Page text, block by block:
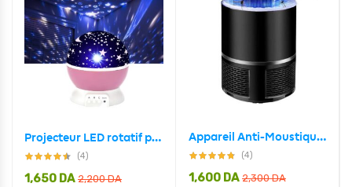
Projecteur LED rotatif produisant l’image d’un ciel étoilé, idéal pour la chambre d’un enfant
(4)
2,200DA
1,650 DA
Appareil Anti-Moustique USB 5W Avec Lampe LED Écologique
(4)
2,300DA
1,600 DA